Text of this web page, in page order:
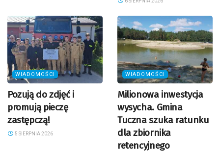
WIADOMOŚCI
Pozują do zdjęć i
promują pieczę
zastępczą!
5 SIERPNIA 2026
WIADOMOŚCI
Milionowa inwestycja
wysycha. Gmina
Tuczna szuka ratunku
dla zbiornika
retencyjnego